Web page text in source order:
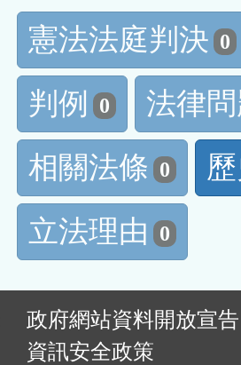
憲法法庭判決 0
判例
0 法律
相關法條 0
立法理由 0
政府網站資料開放宣告
資訊安全政策